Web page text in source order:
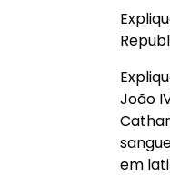
João
em